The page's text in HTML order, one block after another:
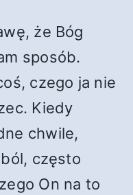
że Bóg
sposób.
czego ja nie
Kiedy
chwile,
często
On na to